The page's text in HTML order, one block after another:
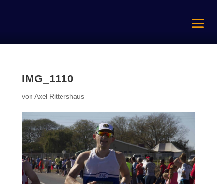
IMG_1110
von Axel Rittershaus